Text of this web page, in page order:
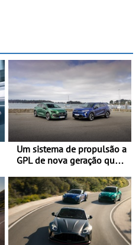
Um sistema de propulsão a
GPL de nova geração que
eficiência ao Clio, Captur e
Symbioz